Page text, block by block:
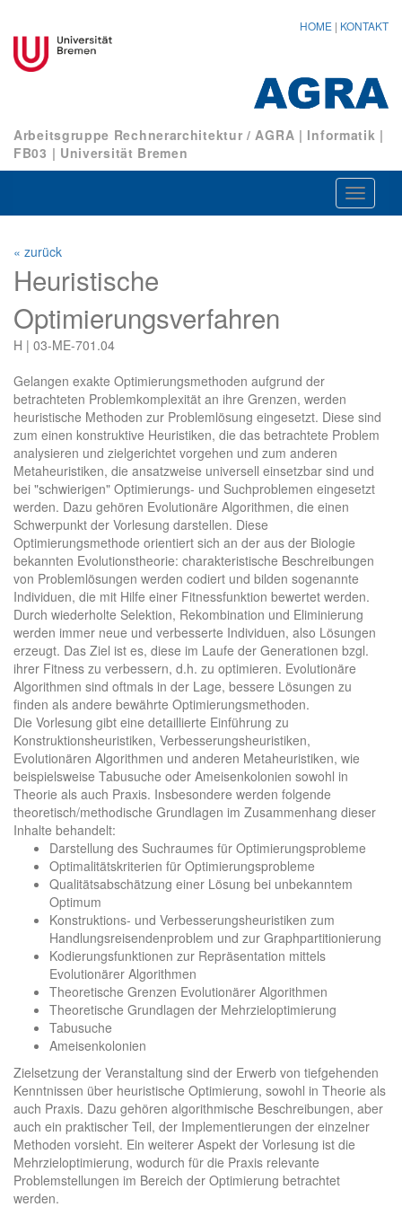
HOME | KONTAKT
Arbeitsgruppe Rechnerarchitektur / AGRA | Informatik |
FB03 | Universität Bremen
ein-/
« zurück
Heuristische
Optimierungsverfahren
H | 03-ME-701.04
Gelangen exakte Optimierungsmethoden aufgrund der
betrachteten Problemkomplexität an ihre Grenzen, werden
heuristische Methoden zur Problemlösung eingesetzt. Diese sind
zum einen konstruktive Heuristiken, die das betrachtete Problem
analysieren und zielgerichtet vorgehen und zum anderen
Metaheuristiken, die ansatzweise universell einsetzbar sind und
bei "schwierigen" Optimierungs- und Suchproblemen eingesetzt
werden. Dazu gehören Evolutionäre Algorithmen, die einen
Schwerpunkt der Vorlesung darstellen. Diese
Optimierungsmethode orientiert sich an der aus der Biologie
bekannten Evolutionstheorie: charakteristische Beschreibungen
von Problemlösungen werden codiert und bilden sogenannte
Individuen, die mit Hilfe einer Fitnessfunktion bewertet werden.
Durch wiederholte Selektion, Rekombination und Eliminierung
werden immer neue und verbesserte Individuen, also Lösungen
erzeugt. Das Ziel ist es, diese im Laufe der Generationen bzgl.
ihrer Fitness zu verbessern, d.h. zu optimieren. Evolutionäre
Algorithmen sind oftmals in der Lage, bessere Lösungen zu
finden als andere bewährte Optimierungsmethoden.
Die Vorlesung gibt eine detaillierte Einführung zu
Konstruktionsheuristiken, Verbesserungsheuristiken,
Evolutionären Algorithmen und anderen Metaheuristiken, wie
beispielsweise Tabusuche oder Ameisenkolonien sowohl in
Theorie als auch Praxis. Insbesondere werden folgende
theoretisch/methodische Grundlagen im Zusammenhang dieser
Inhalte behandelt:
Darstellung des Suchraumes für Optimierungsprobleme
Optimalitätskriterien für Optimierungsprobleme
Qualitätsabschätzung einer Lösung bei unbekanntem
Optimum
Konstruktions- und Verbesserungsheuristiken zum
Handlungsreisendenproblem und zur Graphpartitionierung
Kodierungsfunktionen zur Repräsentation mittels
Evolutionärer Algorithmen
Theoretische Grenzen Evolutionärer Algorithmen
Theoretische Grundlagen der Mehrzieloptimierung
Tabusuche
Ameisenkolonien
Zielsetzung der Veranstaltung sind der Erwerb von tiefgehenden
Kenntnissen über heuristische Optimierung, sowohl in Theorie als
auch Praxis. Dazu gehören algorithmische Beschreibungen, aber
auch ein praktischer Teil, der Implementierungen der einzelner
Methoden vorsieht. Ein weiterer Aspekt der Vorlesung ist die
Mehrzieloptimierung, wodurch für die Praxis relevante
Problemstellungen im Bereich der Optimierung betrachtet
werden.